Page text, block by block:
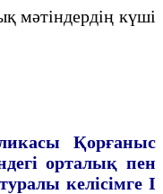
мәтiндердiң күшi
Қорғаныс
орталық пен
келiсiмге I